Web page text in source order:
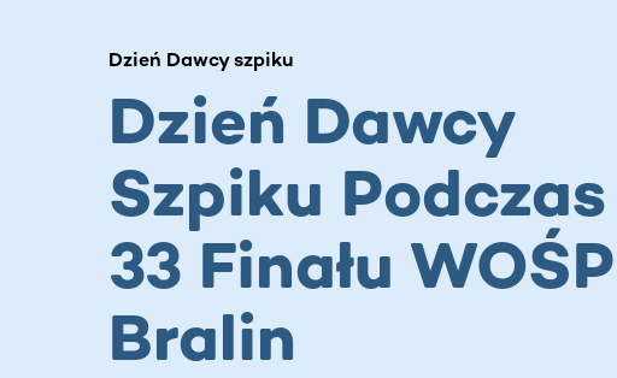
Dzień Dawcy szpiku
Dzień Dawcy
Szpiku Podczas
33 Finału
Bralin